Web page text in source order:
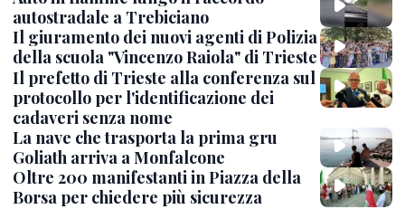
autostradale a Trebiciano
Il giuramento dei nuovi agenti di Polizia
della scuola "Vincenzo Raiola" di Trieste
Il prefetto di Trieste alla conferenza sul
protocollo per l'identificazione dei
cadaveri senza nome
La nave che trasporta la prima gru
Goliath arriva a Monfalcone
Oltre 200 manifestanti in Piazza della
Borsa per chiedere più sicurezza